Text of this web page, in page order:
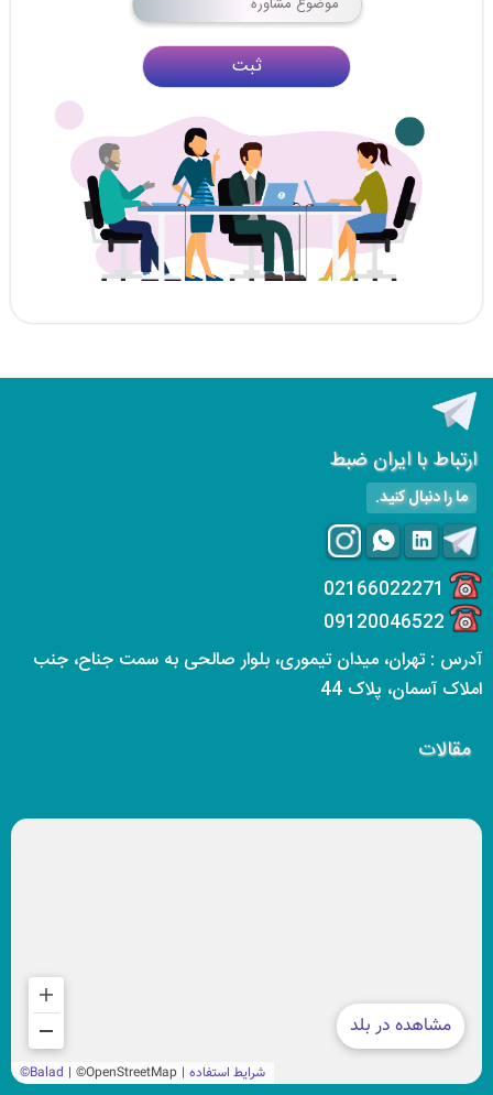
ثبت
ارتباط با ایران ضبط
ما را دنبال کنید.
02166022271
09120046522
آدرس : تهران، میدان تیموری، بلوار صالحی به سمت جناح، جنب
املاک آسمان، پلاک 44
مقالات